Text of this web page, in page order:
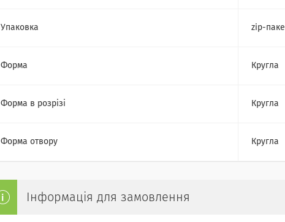
Упаковка zip-
Форма Кругла
Форма в розрізі Кругла
Форма отвору Кругла
Інформація для замовлення